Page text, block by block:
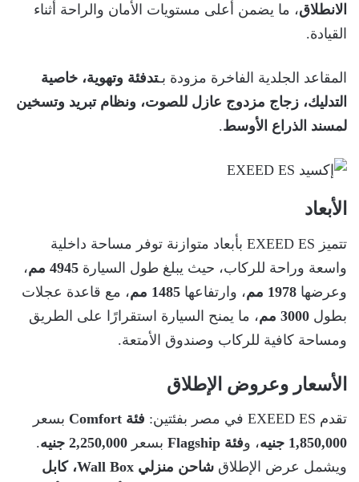
الانطلاق، ما يضمن أعلى مستويات الأمان والراحة أثناء
القيادة.
المقاعد الجلدية الفاخرة مزودة بـتدفئة وتهوية، خاصية
التدليك، زجاج مزدوج عازل للصوت، ونظام تبريد وتسخين
لمسند الذراع الأوسط.
الأبعاد
تتميز EXEED ES بأبعاد متوازنة توفر مساحة داخلية
واسعة وراحة للركاب، حيث يبلغ طول السيارة 4945 مم
،
وعرضها 1978 مم ، وارتفاعها 1485 مم
، مع قاعدة عجلات
بطول 3000 مم
، ما يمنح السيارة استقرارًا على الطريق
ومساحة كافية للركاب وصندوق الأمتعة.
الأسعار وعروض الإطلاق
تقدم EXEED ES في مصر بفئتين: فئة Comfort
بسعر
1,850,000 جنيه
، وفئة Flagship بسعر 2,250,000 جنيه
.
ويشمل عرض الإطلاق
شاحن منزلي Wall Box، كابل